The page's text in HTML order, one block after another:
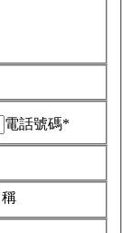
電話號碼*